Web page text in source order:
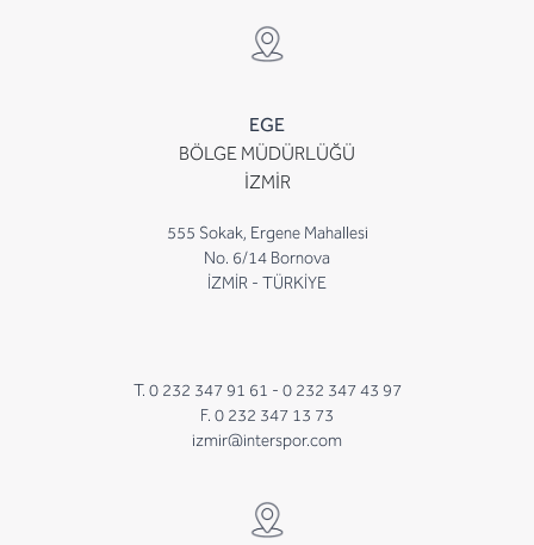
EGE
BÖLGE MÜDÜRLÜĞÜ
İZMİR
555 Sokak, Ergene Mahallesi
No. 6/14 Bornova
İZMİR - TÜRKİYE
T. 0 232 347 91 61 - 0 232 347 43 97
F. 0 232 347 13 73
izmir@interspor.com